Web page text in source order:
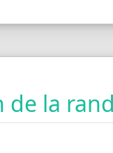
de la